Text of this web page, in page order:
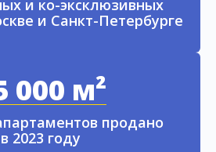
и ко-эксклюзивных
и Санкт-Петербурге
000 м²
продано
в 2023 году